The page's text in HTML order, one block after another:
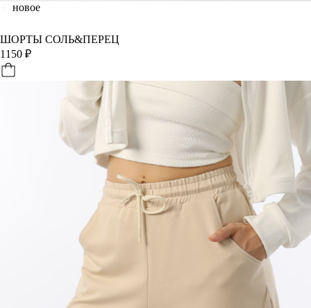
новое
ШОРТЫ СОЛЬ&ПЕРЕЦ
1150 ₽